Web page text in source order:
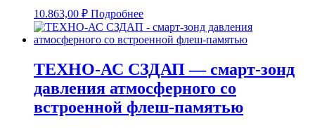
10.863,00 ₽ Подробнее
ТЕХНО-АС СЗДАП — смарт-зонд
давления атмосферного со
встроенной флеш-памятью